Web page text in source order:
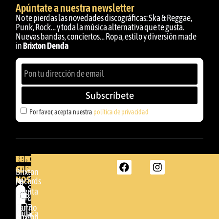
Apúntate a nuestra newsletter
No te pierdas las novedades discográficas: Ska & Reggae,
Punk, Rock… y toda la música alternativa que te gusta.
Nuevas bandas, conciertos… Ropa, estilo y diversión made
inBrixton Denda
Por favor, acepta nuestra política de privacidad
Subscríbete
BRIXTON
DENDA -
SHOP
Somera
24
48005 -
BRIXTON
Brixton
Records
GBR
Música
TU
CUENTA
Mi
cuenta
Carrito
CONTACTA
CON
NOSOTROS
Por
favor,